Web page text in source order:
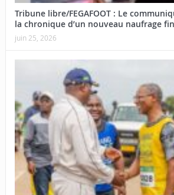
Tribune libre/FEGAFOOT : Le
la chronique d’un nouveau naufrage
juin 25, 2026